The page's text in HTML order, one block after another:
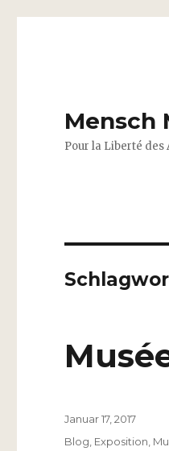
Mensch
Pour la Liberté
Veröffentlicht
am
Januar 17, 2017
Kategorien
Blog Exposition